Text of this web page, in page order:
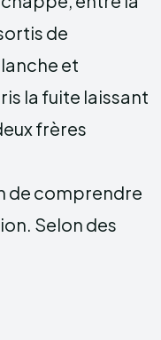
de
et
la fuite laissant
frères
de comprendre
Selon des